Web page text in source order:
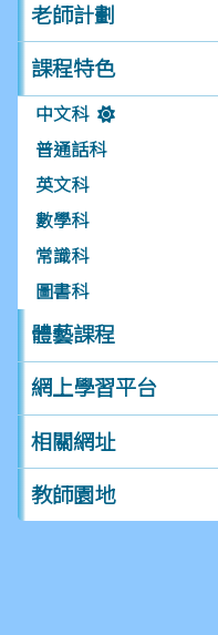
老師計劃
課程特色
中文科
普通話科
英文科
數學科
常識科
圖書科
體藝課程
網上學習平台
相關網址
教師園地